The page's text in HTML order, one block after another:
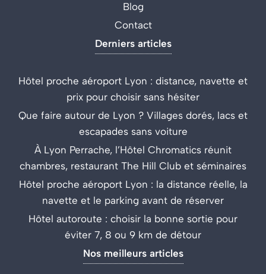
Blog
Contact
Derniers articles
Hôtel proche aéroport Lyon : distance, navette et
prix pour choisir sans hésiter
Que faire autour de Lyon ? Villages dorés, lacs et
escapades sans voiture
À Lyon Perrache, l’Hôtel Chromatics réunit
chambres, restaurant The Hill Club et séminaires
Hôtel proche aéroport Lyon : la distance réelle, la
navette et le parking avant de réserver
Hôtel autoroute : choisir la bonne sortie pour
éviter 7, 8 ou 9 km de détour
Nos meilleurs articles